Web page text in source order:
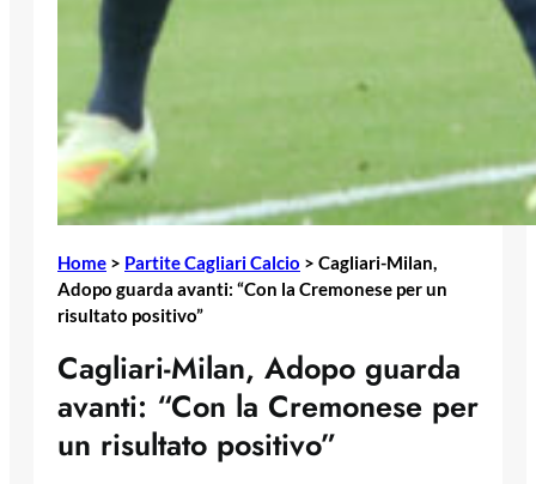
Home > Partite Cagliari Calcio > Cagliari-Milan,
Adopo guarda avanti: “Con la Cremonese per un
risultato positivo”
Cagliari-Milan, Adopo guarda
avanti: “Con la Cremonese per
un risultato positivo”